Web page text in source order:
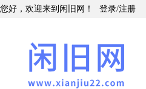
您好，欢迎来到闲旧网！ 登录/注册